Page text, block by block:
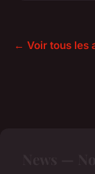
← Voir tous les